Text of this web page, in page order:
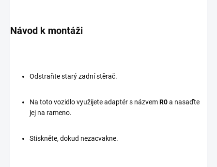
Návod k montáži
Odstraňte starý zadní stěrač.
Na toto vozidlo využijete adaptér s názvemR0a nasaďte
jej na rameno.
Stiskněte, dokud nezacvakne.